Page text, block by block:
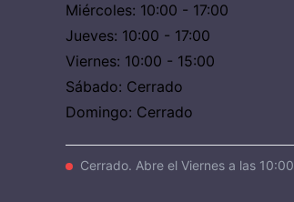
Miércoles: 10:00 - 17:00
Jueves: 10:00 - 17:00
Viernes: 10:00 - 15:00
Sábado: Cerrado
Domingo: Cerrado
Cerrado. Abre el Viernes a las 10:00